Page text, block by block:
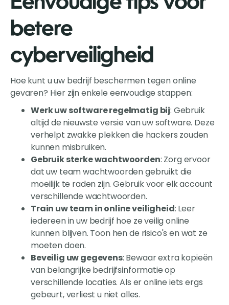
betere
cyberveiligheid
Hoe kunt u uw bedrijf beschermen tegen online
gevaren? Hier zijn enkele eenvoudige stappen:
Werk uw software regelmatig bij: Gebruik
altijd de nieuwste versie van uw software. Deze
verhelpt zwakke plekken die hackers zouden
kunnen misbruiken.
Gebruik sterke wachtwoorden: Zorg ervoor
dat uw team wachtwoorden gebruikt die
moeilijk te raden zijn. Gebruik voor elk account
verschillende wachtwoorden.
Train uw team in online veiligheid: Leer
iedereen in uw bedrijf hoe ze veilig online
kunnen blijven. Toon hen de risico's en wat ze
moeten doen.
Beveilig uw gegevens: Bewaar extra kopieën
van belangrijke bedrijfsinformatie op
verschillende locaties. Als er online iets ergs
gebeurt, verliest u niet alles.